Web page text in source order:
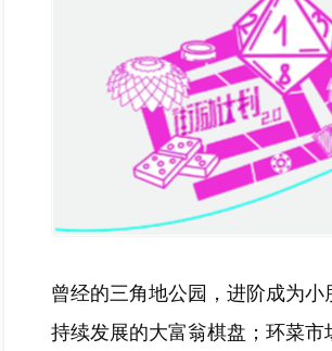
曾经的三角地公园，进阶成为小
持续发展的大富翁棋盘；环菜市